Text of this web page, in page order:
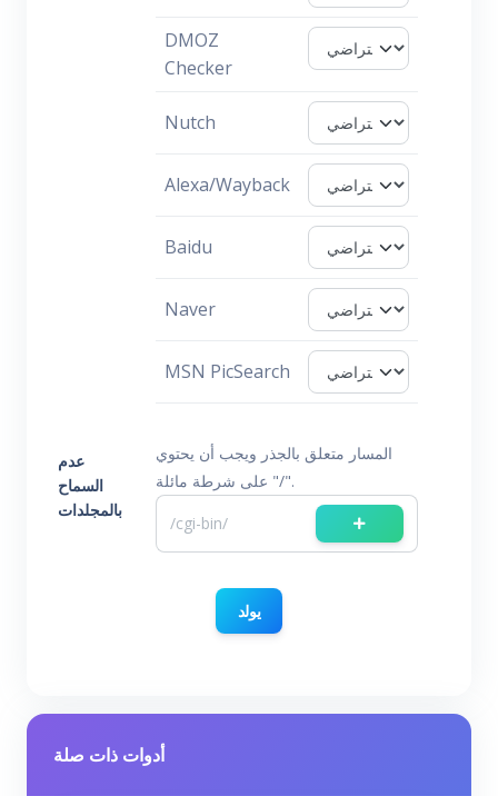
DMOZ
Checker
Nutch
Alexa/Wayback
Baidu
Naver
MSN PicSearch
عدم
السماح
بالمجلدات
المسار متعلق بالجذر ويجب أن يحتوي
على شرطة مائلة "/".
يولد
أدوات ذات صلة